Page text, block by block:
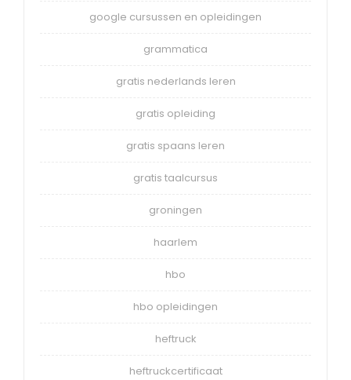
google cursussen en opleidingen
grammatica
gratis nederlands leren
gratis opleiding
gratis spaans leren
gratis taalcursus
groningen
haarlem
hbo
hbo opleidingen
heftruck
heftruckcertificaat